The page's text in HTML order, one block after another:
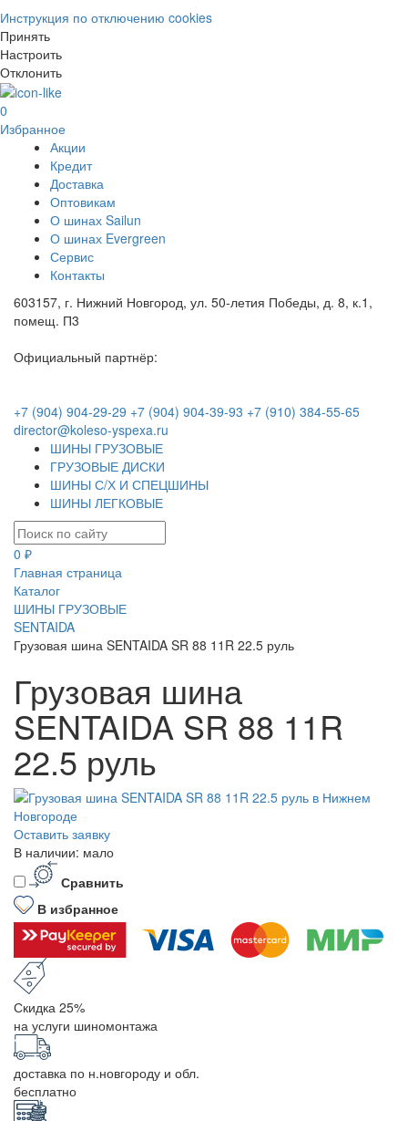
Инструкция по отключению cookies
Принять
Настроить
Отклонить
0
Избранное
Акции
Кредит
Доставка
Оптовикам
О шинах Sailun
О шинах Evergreen
Сервис
Контакты
603157, г. Нижний Новгород, ул. 50-летия Победы, д. 8, к.1,
помещ. П3
Официальный партнёр:
+7 (904) 904-29-29 +7 (904) 904-39-93 +7 (910) 384-55-65
director@koleso-yspexa.ru
ШИНЫ ГРУЗОВЫЕ
ГРУЗОВЫЕ ДИСКИ
ШИНЫ С/Х И СПЕЦШИНЫ
ШИНЫ ЛЕГКОВЫЕ
0 ₽
Главная страница
Каталог
ШИНЫ ГРУЗОВЫЕ
SENTAIDA
Грузовая шина SENTAIDA SR 88 11R 22.5 руль
Грузовая шина
SENTAIDA SR 88 11R
22.5 руль
Оставить заявку
В наличии: мало
Сравнить
В избранное
Скидка 25%
на услуги шиномонтажа
доставка по н.новгороду и обл.
бесплатно